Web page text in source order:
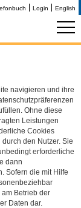
Login English
navigieren und ihre
Ohne diese
Leistungen
Cookies
den Nutzer. Sie
erforderliche
dann
Sofern die mit Hilfe
Betrieb der
Daten dar.